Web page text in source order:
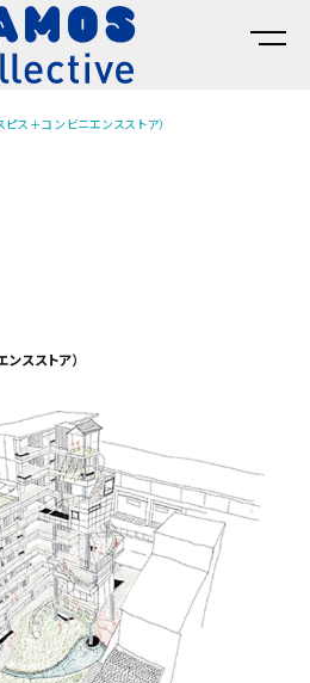
ピス＋コンビニエンスストア）
スストア）